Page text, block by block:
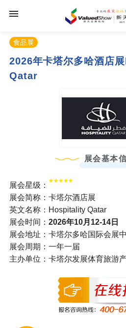
食品展
2026年卡塔尔多哈酒店
Qatar
展会基本
展会星级：
展会简称：卡塔尔酒店展
英文名称：Hospitality Qatar
展会时间： 2026年10月12-14日
展会地址：卡塔尔多哈国际会展
展会周期：一年一届
主办单位：卡塔尔发展体育旅游